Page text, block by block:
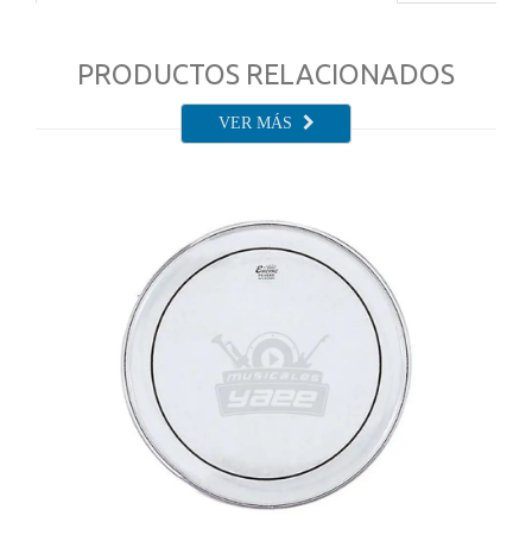
PRODUCTOS RELACIONADOS
VER MÁS